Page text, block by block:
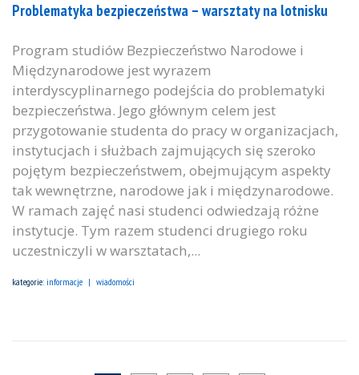
Problematyka bezpieczeństwa – warsztaty na lotnisku
Program studiów Bezpieczeństwo Narodowe i
Międzynarodowe jest wyrazem
interdyscyplinarnego podejścia do problematyki
bezpieczeństwa. Jego głównym celem jest
przygotowanie studenta do pracy w organizacjach,
instytucjach i służbach zajmujących się szeroko
pojętym bezpieczeństwem, obejmującym aspekty
tak wewnętrzne, narodowe jak i międzynarodowe.
W ramach zajęć nasi studenci odwiedzają różne
instytucje. Tym razem studenci drugiego roku
uczestniczyli w warsztatach,...
kategorie: informacje wiadomości